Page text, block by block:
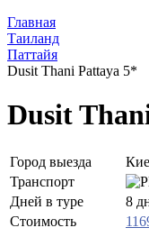
Главная
Таиланд
Паттайя
Dusit Thani Pattaya 5*
Dusit
Город выезда
Транспорт
Дней в туре
8
Стоимость